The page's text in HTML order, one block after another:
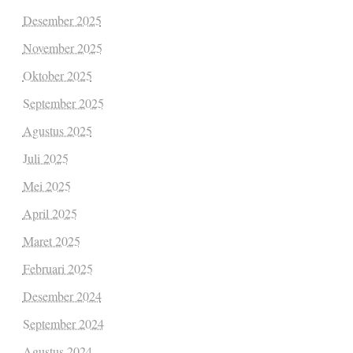
Desember 2025
November 2025
Oktober 2025
September 2025
Agustus 2025
Juli 2025
Mei 2025
April 2025
Maret 2025
Februari 2025
Desember 2024
September 2024